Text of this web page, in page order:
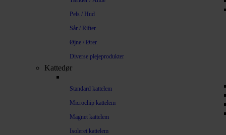
Pels / Hud
Sår / Rifter
Øjne / Ører
Diverse plejeprodukter
Kattedør
Standard kattelem
Microchip kattelem
Magnet kattelem
Isoleret kattelem